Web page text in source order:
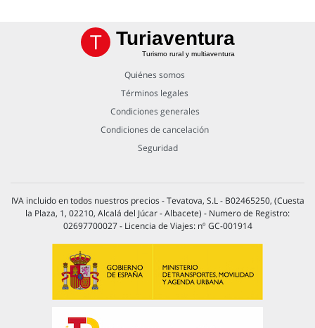
Turiaventura
Turismo rural y multiaventura
Quiénes somos
Términos legales
Condiciones generales
Condiciones de cancelación
Seguridad
IVA incluido en todos nuestros precios - Tevatova, S.L - B02465250, (Cuesta
la Plaza, 1, 02210, Alcalá del Júcar - Albacete) - Numero de Registro:
02697700027 - Licencia de Viajes: nº GC-001914